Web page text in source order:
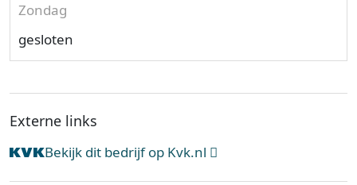
Zondag
gesloten
Externe links
Bekijk dit bedrijf op Kvk.nl